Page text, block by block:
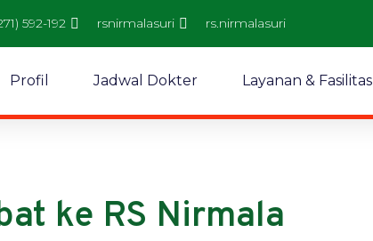
592-192 rsnirmalasuri rs.nirmalasuri
Profil Jadwal Dokter Layanan & Fasilitas
ke RS Nirmala